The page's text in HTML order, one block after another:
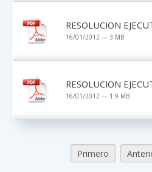
RESOLUCION
16/01/2012 — 3 MB
RESOLUCION
16/01/2012 — 1.9 MB
Primero